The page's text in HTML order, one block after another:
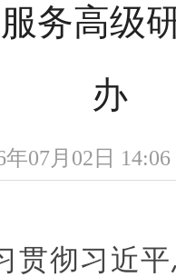
务高级
办
年07月02日
彻习近平